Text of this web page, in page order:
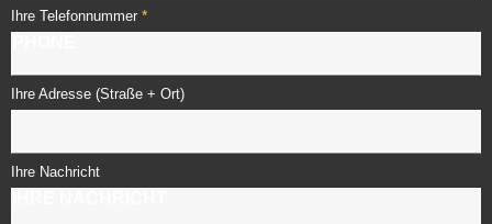
Ihre Telefonnummer *
Ihre Adresse (Straße + Ort)
Ihre Nachricht